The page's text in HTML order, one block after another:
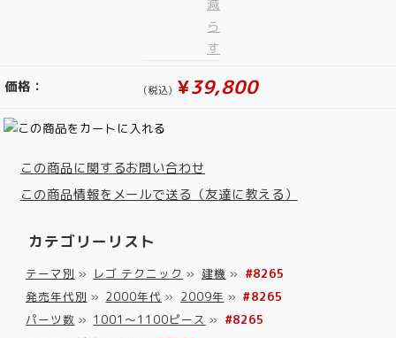
価格： (税込) ¥39,800
この商品に関するお問い合わせ
この商品情報をメールで送る（友達に教える）
カテゴリーリスト
テーマ別 » レゴ テクニック » 建機 » #8265
発売年代別 » 2000年代 » 2009年 » #8265
パーツ数 » 1001～1100ピース » #8265